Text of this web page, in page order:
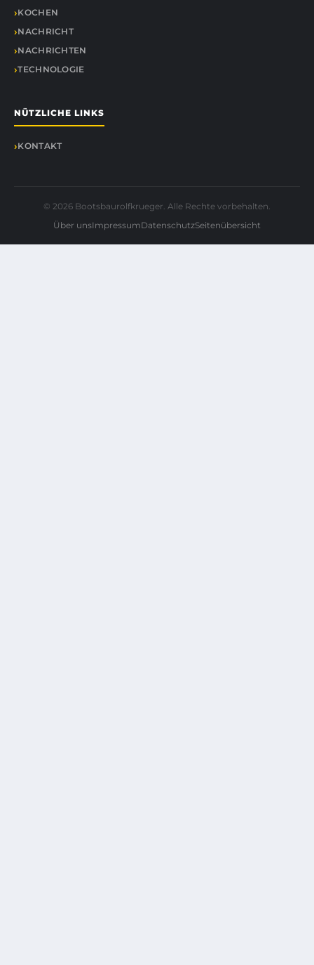
KOCHEN
NACHRICHT
NACHRICHTEN
TECHNOLOGIE
NÜTZLICHE LINKS
KONTAKT
© 2026 Bootsbaurolfkrueger. Alle Rechte vorbehalten.
Über unsImpressumDatenschutzSeitenübersicht